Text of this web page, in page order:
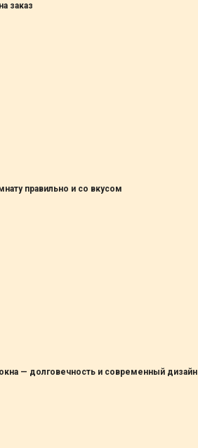
заказ
правильно и со вкусом
— долговечность и современный дизайн